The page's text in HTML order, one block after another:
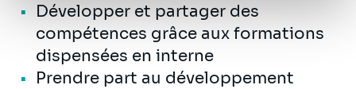
Développer et partager des
compétences grâce aux formations
dispensées en interne
Prendre part au développement